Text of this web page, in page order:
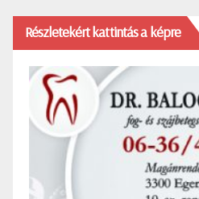
Részletekért kattintás a képre